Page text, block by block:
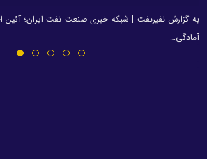
به گزارش نفیرنفت | شبکه خبری صنعت نفت ایران؛ آئین
آمادگی…